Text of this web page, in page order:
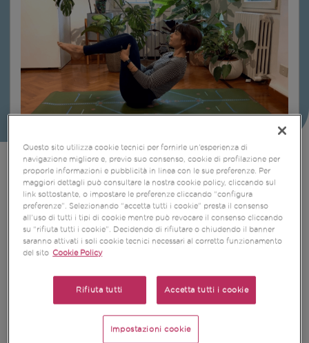
Questo sito utilizza cookie tecnici per fornirle un’esperienza di
navigazione migliore e, previo suo consenso, cookie di profilazione per
proporle informazioni e pubblicità in linea con le sue preferenze. Per
maggiori dettagli può consultare la nostra cookie policy, cliccando sul
link sottostante, o impostare le preferenze cliccando “configura
preferenze”. Selezionando “accetta tutti i cookie” presta il consenso
all’uso di tutti i tipi di cookie mentre può revocare il consenso cliccando
su “rifiuta tutti i cookie”. Decidendo di rifiutare o chiudendo il banner
saranno attivati i soli cookie tecnici necessari al corretto funzionamento
del sito Cookie Policy
Rifiuta tutti Accetta tutti i cookie
Impostazioni cookie